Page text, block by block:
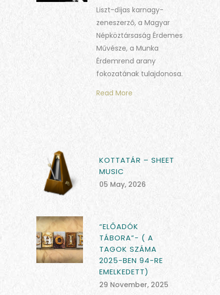
Liszt-díjas karnagy-
zeneszerző, a Magyar
Népköztársaság Érdemes
Művésze, a Munka
Érdemrend arany
fokozatának tulajdonosa.
Read More
KOTTATÁR – SHEET
MUSIC
05 May, 2026
“ELŐADÓK
TÁBORA”- ( A
TAGOK SZÁMA
2025-BEN 94-RE
EMELKEDETT)
29 November, 2025